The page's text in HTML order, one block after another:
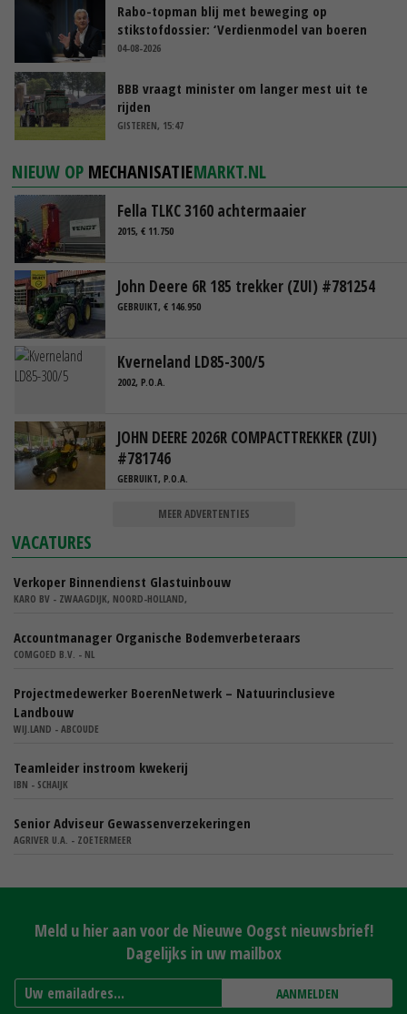
Rabo-topman blij met beweging op
stikstofdossier: ‘Verdienmodel van boeren
blijft cruciaal’
04-08-2026
BBB vraagt minister om langer mest uit te
rijden
GISTEREN, 15:47
NIEUW OP MECHANISATIEMARKT.NL
Fella TLKC 3160 achtermaaier
2015, € 11.750
John Deere 6R 185 trekker (ZUI) #781254
GEBRUIKT, € 146.950
Kverneland LD85-300/5
2002, P.O.A.
JOHN DEERE 2026R COMPACTTREKKER (ZUI)
#781746
GEBRUIKT, P.O.A.
MEER ADVERTENTIES
VACATURES
Verkoper Binnendienst Glastuinbouw
KARO BV - ZWAAGDIJK, NOORD-HOLLAND,
Accountmanager Organische Bodemverbeteraars
COMGOED B.V. - NL
Projectmedewerker BoerenNetwerk – Natuurinclusieve
Landbouw
WIJ.LAND - ABCOUDE
Teamleider instroom kwekerij
IBN - SCHAIJK
Senior Adviseur Gewassenverzekeringen
AGRIVER U.A. - ZOETERMEER
Meld u hier aan voor de Nieuwe Oogst nieuwsbrief!
Dagelijks in uw mailbox
AANMELDEN